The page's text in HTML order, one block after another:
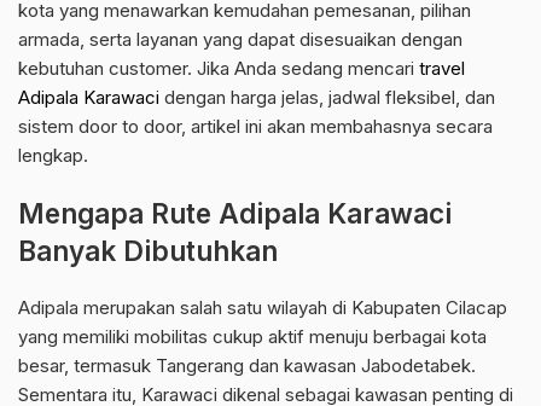
kota yang menawarkan kemudahan pemesanan, pilihan
armada, serta layanan yang dapat disesuaikan dengan
kebutuhan customer. Jika Anda sedang mencari travel
Adipala Karawaci dengan harga jelas, jadwal fleksibel, dan
sistem door to door, artikel ini akan membahasnya secara
lengkap.
Mengapa Rute Adipala Karawaci
Banyak Dibutuhkan
Adipala merupakan salah satu wilayah di Kabupaten Cilacap
yang memiliki mobilitas cukup aktif menuju berbagai kota
besar, termasuk Tangerang dan kawasan Jabodetabek.
Sementara itu, Karawaci dikenal sebagai kawasan penting di